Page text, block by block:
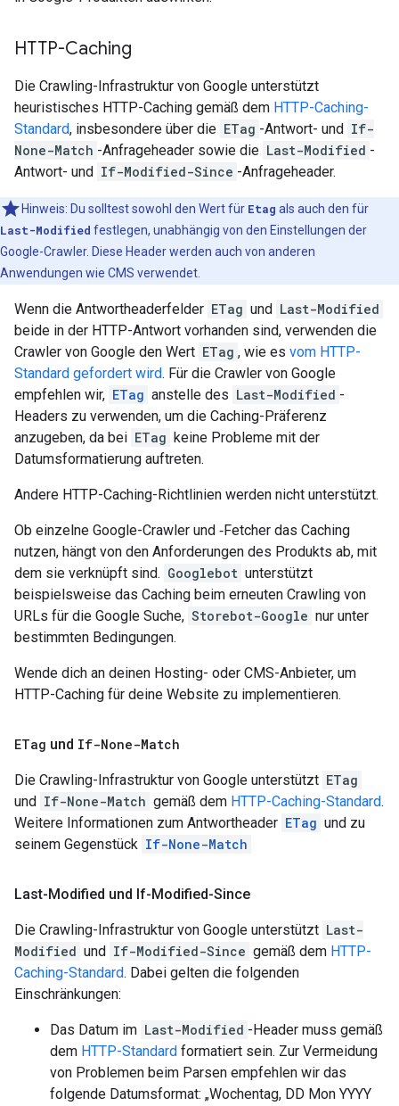
HTTP-Caching
Die Crawling-Infrastruktur von Google unterstützt
heuristisches HTTP-Caching gemäß dem HTTP-Caching-
Standard, insbesondere über die ETag -Antwort- und If-
None-Match -Anfrageheader sowie die Last-Modified -
Antwort- und If-Modified-Since -Anfrageheader.
Hinweis: Du solltest sowohl den Wert für Etag als auch den für
Last-Modified festlegen, unabhängig von den Einstellungen der
Google-Crawler. Diese Header werden auch von anderen
Anwendungen wie CMS verwendet.
Wenn die Antwortheaderfelder ETag und Last-Modified
beide in der HTTP-Antwort vorhanden sind, verwenden die
Crawler von Google den Wert ETag , wie es vom HTTP-
Standard gefordert wird. Für die Crawler von Google
empfehlen wir, ETag anstelle des Last-Modified -
Headers zu verwenden, um die Caching-Präferenz
anzugeben, da bei ETag keine Probleme mit der
Datumsformatierung auftreten.
Andere HTTP-Caching-Richtlinien werden nicht unterstützt.
Ob einzelne Google-Crawler und ‑Fetcher das Caching
nutzen, hängt von den Anforderungen des Produkts ab, mit
dem sie verknüpft sind. Googlebot unterstützt
beispielsweise das Caching beim erneuten Crawling von
URLs für die Google Suche, Storebot-Google nur unter
bestimmten Bedingungen.
Wende dich an deinen Hosting- oder CMS-Anbieter, um
HTTP-Caching für deine Website zu implementieren.
ETag und If-None-Match
Die Crawling-Infrastruktur von Google unterstützt ETag
und If-None-Match gemäß dem HTTP-Caching-Standard.
Weitere Informationen zum Antwortheader ETag und zu
seinem Gegenstück If-None-Match
Last-Modified und If-Modified-Since
Die Crawling-Infrastruktur von Google unterstützt Last-
Modified und If-Modified-Since gemäß dem HTTP-
Caching-Standard. Dabei gelten die folgenden
Einschränkungen:
Das Datum im Last-Modified -Header muss gemäß
dem HTTP-Standard formatiert sein. Zur Vermeidung
von Problemen beim Parsen empfehlen wir das
folgende Datumsformat: „Wochentag, DD Mon YYYY